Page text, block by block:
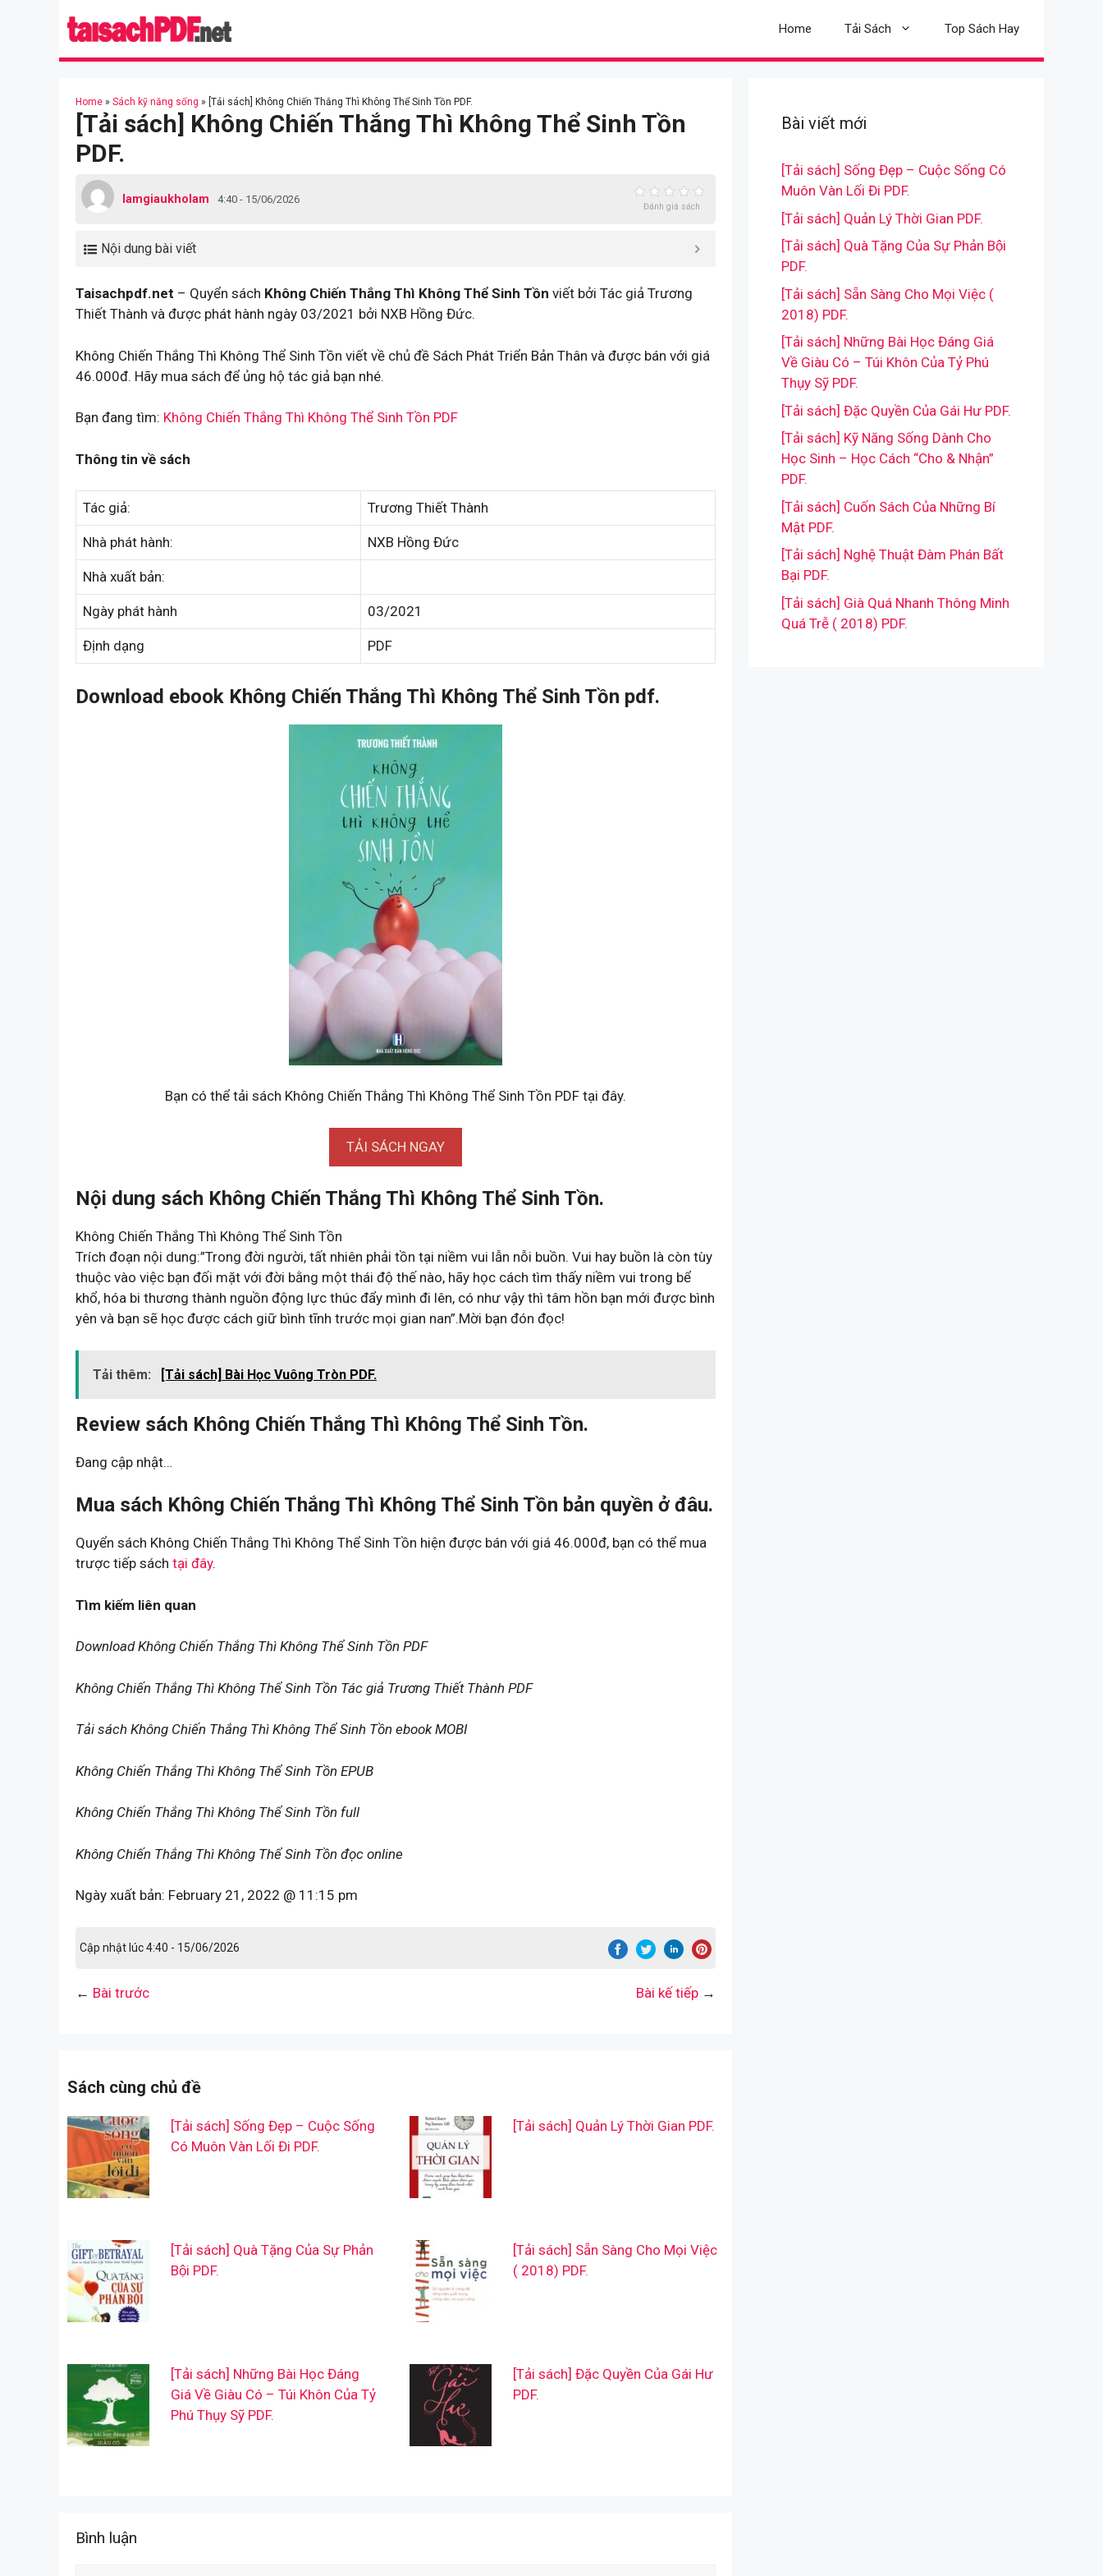
Home Tải Sách Top Sách Hay
Home » Sách kỹ năng sống » [Tải sách] Không Chiến Thắng Thì Không Thể Sinh Tồn PDF.
[Tải sách] Không Chiến Thắng Thì Không Thể Sinh Tồn
PDF.
lamgiaukholam 4:40 - 15/06/2026
Đánh giá sách
Nội dung bài viết
Taisachpdf.net – Quyển sách Không Chiến Thắng Thì Không Thể Sinh Tồn viết bởi Tác giả Trương
Thiết Thành và được phát hành ngày 03/2021 bởi NXB Hồng Đức.
Không Chiến Thắng Thì Không Thể Sinh Tồn viết về chủ đề Sách Phát Triển Bản Thân và được bán với giá
46.000đ. Hãy mua sách để ủng hộ tác giả bạn nhé.
Bạn đang tìm: Không Chiến Thắng Thì Không Thể Sinh Tồn PDF
Thông tin về sách
Tác giả: Trương Thiết Thành
Nhà phát hành: NXB Hồng Đức
Nhà xuất bản:
Ngày phát hành 03/2021
Định dạng PDF
Download ebook Không Chiến Thắng Thì Không Thể Sinh Tồn pdf.
Bạn có thể tải sách Không Chiến Thắng Thì Không Thể Sinh Tồn PDF tại đây.
TẢI SÁCH NGAY
Nội dung sách Không Chiến Thắng Thì Không Thể Sinh Tồn.
Không Chiến Thắng Thì Không Thể Sinh Tồn
Trích đoạn nội dung:”Trong đời người, tất nhiên phải tồn tại niềm vui lẫn nỗi buồn. Vui hay buồn là còn tùy
thuộc vào việc bạn đối mặt với đời bằng một thái độ thế nào, hãy học cách tìm thấy niềm vui trong bể
khổ, hóa bi thương thành nguồn động lực thúc đẩy mình đi lên, có như vậy thì tâm hồn bạn mới được bình
yên và bạn sẽ học được cách giữ bình tĩnh trước mọi gian nan”.Mời bạn đón đọc!
Tải thêm: [Tải sách] Bài Học Vuông Tròn PDF.
Review sách Không Chiến Thắng Thì Không Thể Sinh Tồn.
Đang cập nhật…
Mua sách Không Chiến Thắng Thì Không Thể Sinh Tồn bản quyền ở đâu.
Quyển sách Không Chiến Thắng Thì Không Thể Sinh Tồn hiện được bán với giá 46.000đ, bạn có thể mua
trược tiếp sách tại đây.
Tìm kiếm liên quan
Download Không Chiến Thắng Thì Không Thể Sinh Tồn PDF
Không Chiến Thắng Thì Không Thể Sinh Tồn Tác giả Trương Thiết Thành PDF
Tải sách Không Chiến Thắng Thì Không Thể Sinh Tồn ebook MOBI
Không Chiến Thắng Thì Không Thể Sinh Tồn EPUB
Không Chiến Thắng Thì Không Thể Sinh Tồn full
Không Chiến Thắng Thì Không Thể Sinh Tồn đọc online
Ngày xuất bản: February 21, 2022 @ 11:15 pm
Cập nhật lúc 4:40 - 15/06/2026
← Bài trước Bài kế tiếp →
Sách cùng chủ đề
[Tải sách] Sống Đẹp – Cuộc Sống
Có Muôn Vàn Lối Đi PDF.
[Tải sách] Quản Lý Thời Gian PDF.
[Tải sách] Quà Tặng Của Sự Phản
Bội PDF.
[Tải sách] Sẵn Sàng Cho Mọi Việc
( 2018) PDF.
[Tải sách] Những Bài Học Đáng
Giá Về Giàu Có – Túi Khôn Của Tỷ
Phú Thụy Sỹ PDF.
[Tải sách] Đặc Quyền Của Gái Hư
PDF.
Bình luận
Bài viết mới
[Tải sách] Sống Đẹp – Cuộc Sống Có
Muôn Vàn Lối Đi PDF.
[Tải sách] Quản Lý Thời Gian PDF.
[Tải sách] Quà Tặng Của Sự Phản Bội
PDF.
[Tải sách] Sẵn Sàng Cho Mọi Việc (
2018) PDF.
[Tải sách] Những Bài Học Đáng Giá
Về Giàu Có – Túi Khôn Của Tỷ Phú
Thụy Sỹ PDF.
[Tải sách] Đặc Quyền Của Gái Hư PDF.
[Tải sách] Kỹ Năng Sống Dành Cho
Học Sinh – Học Cách “Cho & Nhận”
PDF.
[Tải sách] Cuốn Sách Của Những Bí
Mật PDF.
[Tải sách] Nghệ Thuật Đàm Phán Bất
Bại PDF.
[Tải sách] Già Quá Nhanh Thông Minh
Quá Trễ ( 2018) PDF.